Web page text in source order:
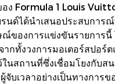
ง Formula 1 Louis
นด์ได้นำเสนอประสบการ
ณ์ของการแข่งขันรายการนี้
กทั้งวงการมอเตอร์สปอร์ต
นสถานที่ซึ่งเชื่อมโยงกับส
จับเวลาอย่างเป็นทางการข